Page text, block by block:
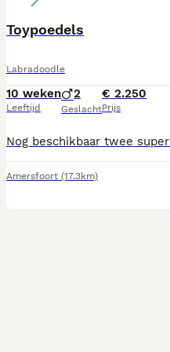
Toypoedels
Labradoodle
10 weken
Leeftijd
2
Geslacht
€ 2.250
Prijs
Amersfoort (17.3km)